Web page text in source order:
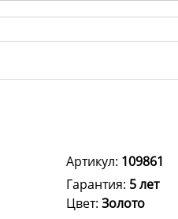
Артикул: 109861
Гарантия: 5 лет
Цвет: Золото